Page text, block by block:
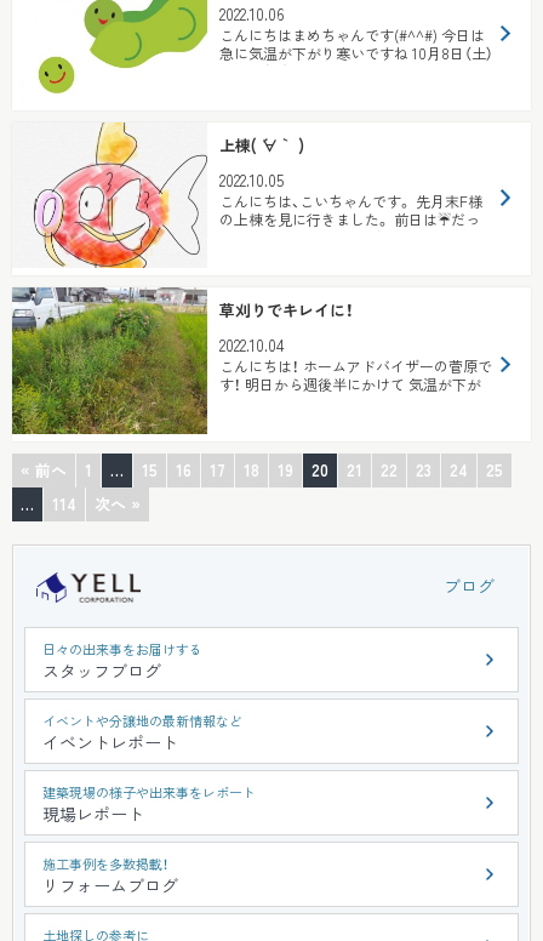
2022.10.06
こんにちはまめちゃんです(#^^#) 今日は
急に気温が下がり寒いですね 10月8日（土）
～16日（日）は予約制で ...
上棟( ´∀｀ )
2022.10.05
こんにちは、こいちゃんです。 先月末F様
の上棟を見に行きました。 前日は☔だっ
たので心配しましたが、当日なんとか曇り
草刈りでキレイに！
2022.10.04
こんにちは！ ホームアドバイザーの菅原で
す！ 明日から週後半にかけて 気温が下が
« 前へ 1 … 15 16 17 18 19 20 21 22 23 24
25
…
114 次へ »
ブログ
日々の出来事をお届けする
スタッフブログ
イベントや分譲地の最新情報など
イベントレポート
建築現場の様子や出来事をレポート
現場レポート
施工事例を多数掲載！
リフォームブログ
土地探しの参考に